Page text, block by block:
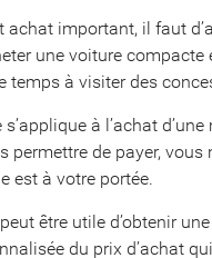
achat important, il faut
une voiture
temps à visiter des
à l’achat
permettre de payer,
est à votre portée.
être utile d’obtenir
du prix d’achat